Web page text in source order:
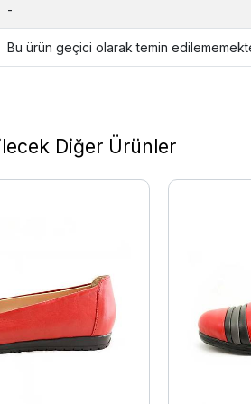
-
Bu ürün geçici olarak temin
Diğer Ürünler